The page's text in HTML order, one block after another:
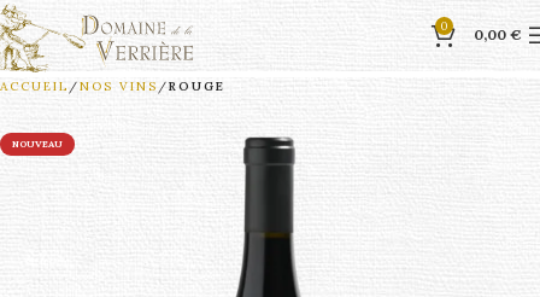
0 0,00 €
ACCUEIL NOS VINS ROUGE
NOUVEAU